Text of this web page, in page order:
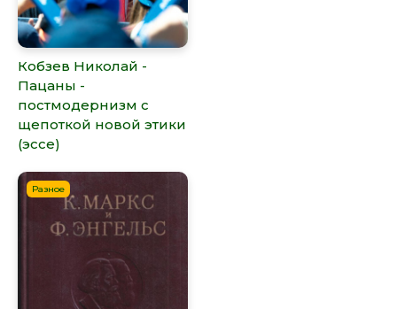
Кобзев Николай -
Пацаны -
постмодернизм с
щепоткой новой этики
(эссе)
Разное